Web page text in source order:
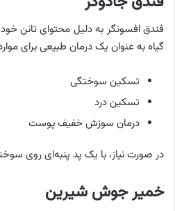
فندق افسونگر به دلیل محتوای تانن
گیاه به عنوان یک درمان طبیعی برای
تسکین سوختگی
تسکین درد
درمان سوزش خفیف پوست
در صورت نیاز، با یک پد پنبه‌ای روی
خمیر جوش شیرین